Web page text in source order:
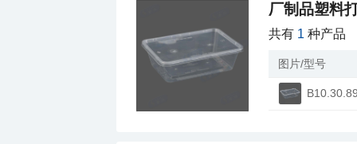
厂制品塑料
共有 1 种产品
图片/型号